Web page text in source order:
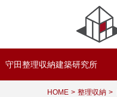
守田整理収納建築研究所
HOME 整理収納